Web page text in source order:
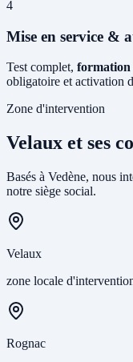
4
Mise en service &
Test complet,
obligatoire et activation
Zone d'intervention
Velaux et ses
Basés à Vedène, nous
notre siège social.
Velaux
zone locale
Rognac